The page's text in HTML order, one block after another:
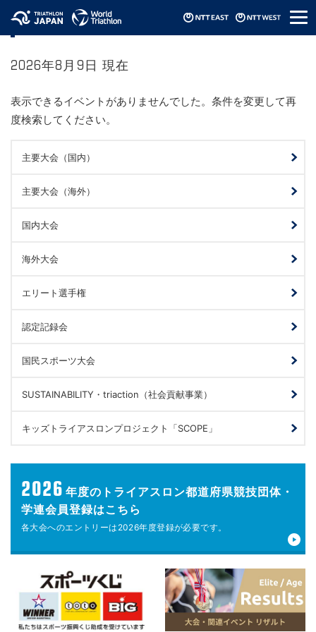
メ
ニ
日本選手権
2026年8月9日 現在
表示できるイベントがありませんでした。条件を変更して再
度検索してください。
主要大会（国内）
主要大会（海外）
国内大会
海外大会
エリート選手権
認定記録会
国民スポーツ大会
SUSTAINABILITY・triaction（社会貢献事業）
キッズトライアスロンプロジェクト「SCOPE」
2026 年度の トライアスロン都道府県競技団体・
学連会員登録はこちら
各大会へのエントリーは 2026年度登録が必要です。